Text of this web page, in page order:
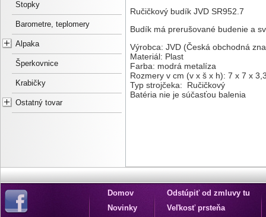
Stopky
Barometre, teplomery
Alpaka
Šperkovnice
Krabičky
Ostatný tovar
Ručičkový budík JVD SR952.7
Budík má prerušované budenie a
Výrobca: JVD (Česká obchodná
Materiál: Plast
Farba: modrá metalíza
Rozmery v cm (v x š x h): 7 x 7 x
Typ strojčeka: Ručičkový
Batéria nie je súčasťou balenia
Domov
Novinky
Odstúpiť od zmluvy tu
Veľkosť prsteňa